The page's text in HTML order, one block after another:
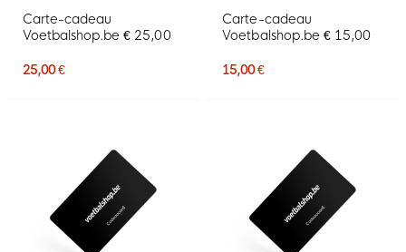
Carte-cadeau
Voetbalshop.be € 25,00
25,00 €
Carte-cadeau
Voetbalshop.be € 15,00
15,00 €